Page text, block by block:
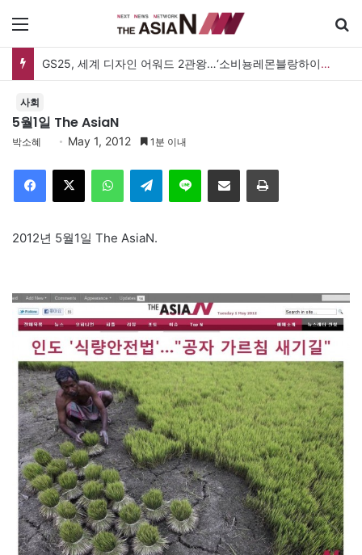
GS25, 세계 디자인 어워드 2관왕…‘소비뇽레몬블랑하이볼’ 디자인 경쟁력 인정
사회
5월1일 The AsiaN
박소혜 May 1, 2012 1분 이내
Telegram 이메일
2012년 5월1일 The AsiaN.